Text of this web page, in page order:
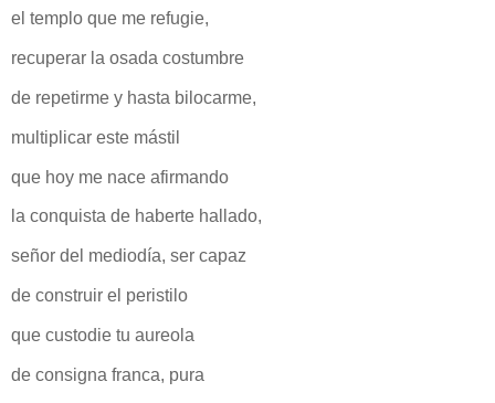
el templo que me refugie,
recuperar la osada costumbre
de repetirme y hasta bilocarme,
multiplicar este mástil
que hoy me nace afirmando
la conquista de haberte hallado,
señor del mediodía, ser capaz
de construir el peristilo
que custodie tu aureola
de consigna franca, pura